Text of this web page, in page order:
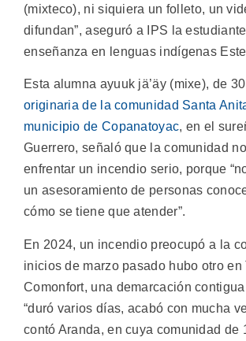
(mixteco), ni siquiera un folleto, un
difundan”, aseguró a IPS la
enseñanza en lenguas indígenas
Esta alumna ayuuk jä’äy (mixe), de
originaria de la comunidad Santa
municipio de Copanatoyac, en el
Guerrero, señaló que la comunidad
enfrentar un incendio serio, porque
un asesoramiento de personas
cómo se tiene que atender”.
En 2024, un incendio preocupó a la
inicios de marzo pasado hubo otro en
Comonfort, una demarcación
“duró varios días, acabó con mucha
contó Aranda, en cuya comunidad de